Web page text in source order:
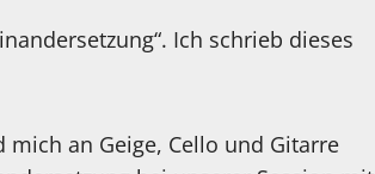
Ich schrieb dieses
an Geige, Cello und Gitarre